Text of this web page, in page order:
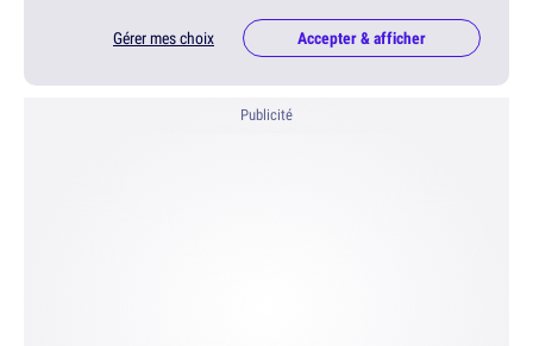
Gérer mes choix Accepter & afficher
Publicité